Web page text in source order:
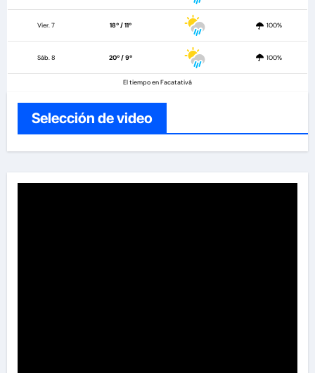
Vier. 7 18º / 11º 100%
Sáb. 8 20º / 9º 100%
El tiempo en Facatativá
Selección de video